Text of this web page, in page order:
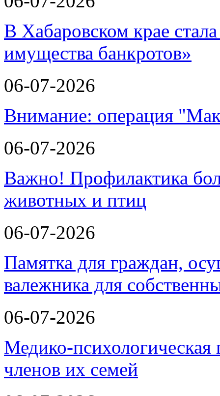
В Хабаровском крае
имущества банкротов»
06-07-2026
Внимание: операция
06-07-2026
Важно! Профилактика
животных и птиц
06-07-2026
Памятка для граждан,
валежника для
06-07-2026
Медико-
членов их семей